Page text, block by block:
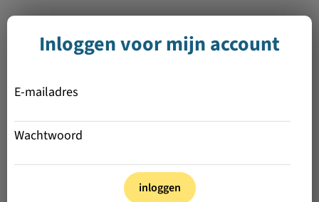
Inloggen voor mijn account
E-mailadres
Wachtwoord
inloggen